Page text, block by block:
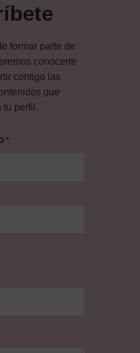
formar parte de
conocerte
contigo las
que
tu perfil.
*